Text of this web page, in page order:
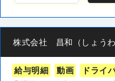
株式会社 昌和（しょうわ
給与明細 動画
ドライ